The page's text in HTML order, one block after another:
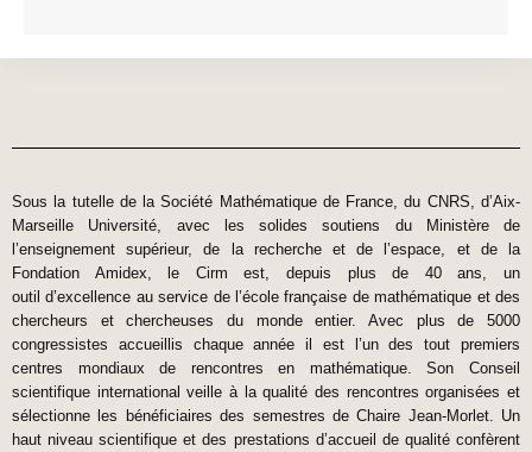
Sous la tutelle de la Société Mathématique de France, du CNRS, d’Aix-
Marseille Université, avec les solides soutiens du Ministère de
l’enseignement supérieur, de la recherche et de l’espace, et de la
Fondation Amidex, le Cirm est, depuis plus de 40 ans, un
outil d’excellence au service de l’école française de mathématique et des
chercheurs et chercheuses du monde entier. Avec plus de 5000
congressistes accueillis chaque année il est l’un des tout premiers
centres mondiaux de rencontres en mathématique. Son Conseil
scientifique international veille à la qualité des rencontres organisées et
sélectionne les bénéficiaires des semestres de Chaire Jean-Morlet. Un
haut niveau scientifique et des prestations d’accueil de qualité confèrent